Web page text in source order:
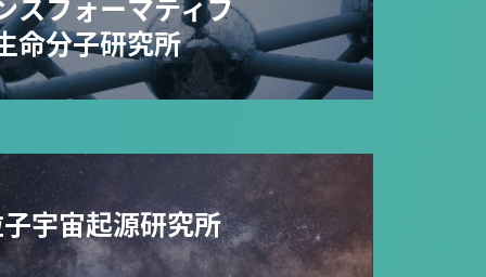
スフォーマティブ
命分子研究所
宇宙起源研究所